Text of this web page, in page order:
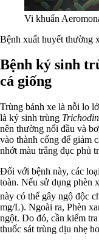
Vi khuẩn
Bệnh xuất huyết thường
Bệnh ký sinh
cá giống
Trùng bánh xe là nỗi lo
là ký sinh trùng
nên thường nổi đầu và
vào thành cống để giảm
nhớt màu trắng đục phủ
Đối với bệnh này, các
toàn. Nếu sử dụng phèn
này có thể gây ngộ độc
mg/L). Ngoài ra, Phèn
ngột. Do đó, cần kiểm
thuốc sát trùng dịu nhẹ